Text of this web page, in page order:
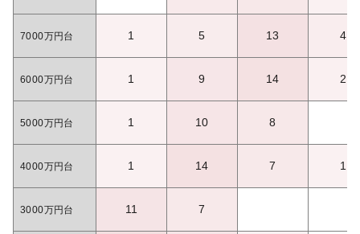
7000万円台 1 5 13 4
6000万円台 1 9 14 2
5000万円台 1 10 8
4000万円台 1 14 7 1
3000万円台 11 7